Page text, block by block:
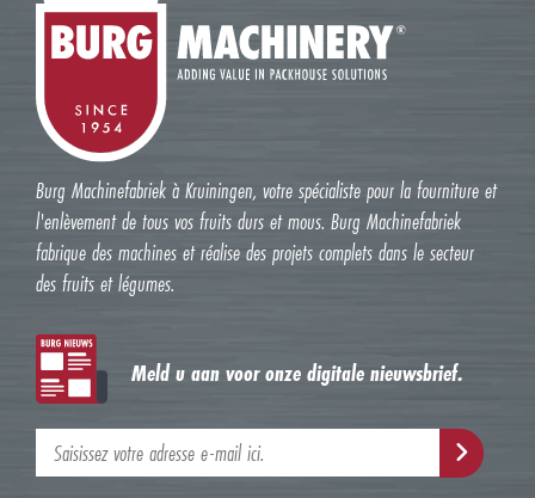
Burg Machinefabriek à Kruiningen, votre spécialiste pour la fourniture et
l'enlèvement de tous vos fruits durs et mous. Burg Machinefabriek
fabrique des machines et réalise des projets complets dans le secteur
des fruits et légumes.
Meld u aan voor onze digitale nieuwsbrief.